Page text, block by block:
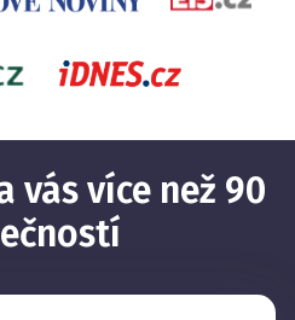
vás více než 90